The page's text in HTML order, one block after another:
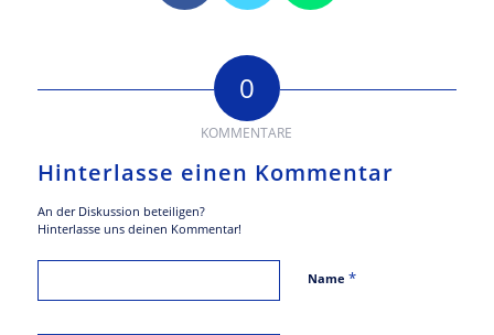
0
KOMMENTARE
Hinterlasse einen Kommentar
An der Diskussion beteiligen?
Hinterlasse uns deinen Kommentar!
Name *